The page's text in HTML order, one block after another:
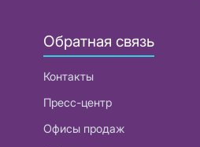
Обратная связь
Контакты
Пресс-центр
Офисы продаж